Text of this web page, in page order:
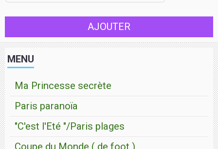
AJOUTER
MENU
Ma Princesse secrète
Paris paranoïa
"C'est l'Eté "/Paris plages
Coupe du Monde ( de foot )